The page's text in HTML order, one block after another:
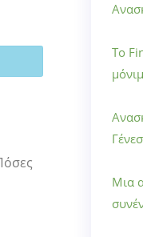
Το
Μια